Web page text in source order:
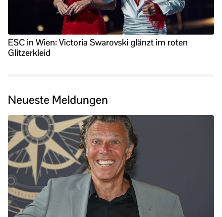
ESC in Wien: Victoria Swarovski glänzt im roten
Glitzerkleid
Neueste Meldungen